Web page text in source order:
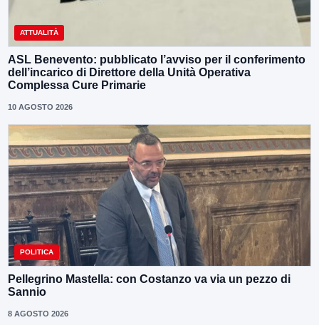
ATTUALITÀ
ASL Benevento: pubblicato l’avviso per il conferimento
dell’incarico di Direttore della Unità Operativa
Complessa Cure Primarie
10 AGOSTO 2026
POLITICA
Pellegrino Mastella: con Costanzo va via un pezzo di
Sannio
8 AGOSTO 2026